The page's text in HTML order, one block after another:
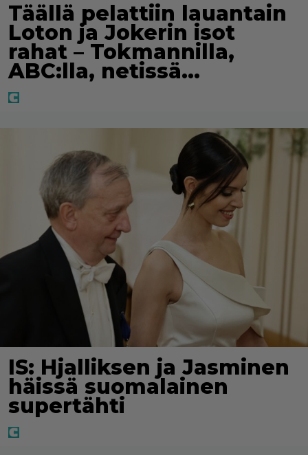
Täällä pelattiin lauantain
Loton ja Jokerin isot
rahat – Tokmannilla,
ABC:lla, netissä…
IS: Hjalliksen ja Jasminen
häissä suomalainen
supertähti